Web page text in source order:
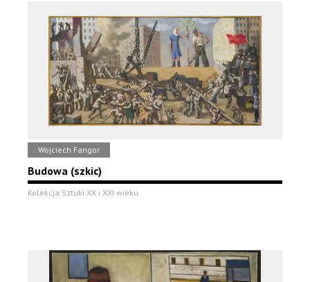
Wojciech Fangor
Budowa (szkic)
Kolekcja Sztuki XX i XXI wieku